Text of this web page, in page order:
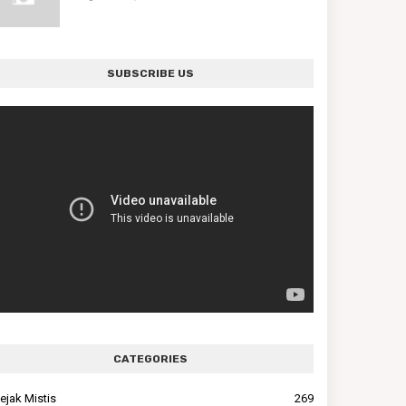
SUBSCRIBE US
CATEGORIES
Mistis 269